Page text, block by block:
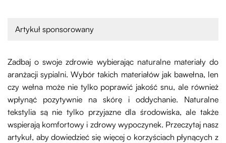
Artykuł sponsorowany
Zadbaj o swoje zdrowie wybierając naturalne materiały do
aranżacji sypialni. Wybór takich materiałów jak bawełna, len
czy wełna może nie tylko poprawić jakość snu, ale również
wpłynąć pozytywnie na skórę i oddychanie. Naturalne
tekstylia są nie tylko przyjazne dla środowiska, ale także
wspierają komfortowy i zdrowy wypoczynek. Przeczytaj nasz
artykuł, aby dowiedzieć się więcej o korzyściach płynących z